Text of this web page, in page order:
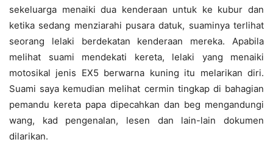
sekeluarga menaiki dua kenderaan untuk ke kubur dan
ketika sedang menziarahi pusara datuk, suaminya terlihat
seorang lelaki berdekatan kenderaan mereka. Apabila
melihat suami mendekati kereta, lelaki yang menaiki
motosikal jenis EX5 berwarna kuning itu melarikan diri.
Suami saya kemudian melihat cermin tingkap di bahagian
pemandu kereta papa dipecahkan dan beg mengandungi
wang, kad pengenalan, lesen dan lain-lain dokumen
dilarikan.